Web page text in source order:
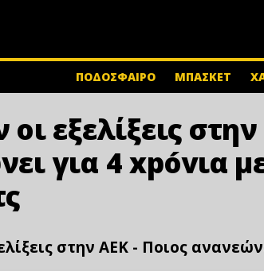
ΠΟΔΟΣΦΑΙΡΟ ΜΠΑΣΚΕΤ
εξελίξεις
για 4 xpóvια
στην ΑΕΚ - Ποιος